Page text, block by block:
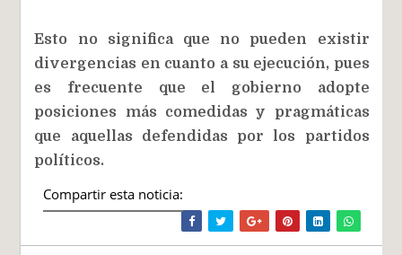
Esto no significa que no pueden existir
divergencias en cuanto a su ejecución, pues
es frecuente que el gobierno adopte
posiciones más comedidas y pragmáticas
que aquellas defendidas por los partidos
políticos.
Compartir esta noticia: